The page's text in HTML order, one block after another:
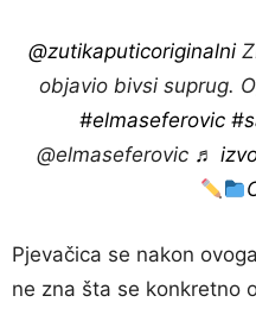
@zutikaputicoriginalni
objavio bivsi suprug.
#elmaseferovic
@elmaseferovic ♬
Pjevačica se nakon
ne zna šta se konkretno